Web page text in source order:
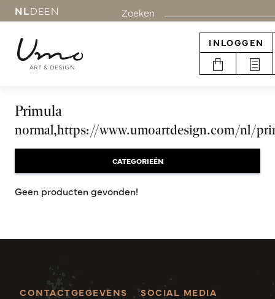
NLDEEN Zoeken
INLOGGEN
Primula
normal,https://www.umoartdesign.com/nl/
CATEGORIEËN
Geen producten gevonden!
CONTACTGEGEVENS
SOCIAL MEDIA